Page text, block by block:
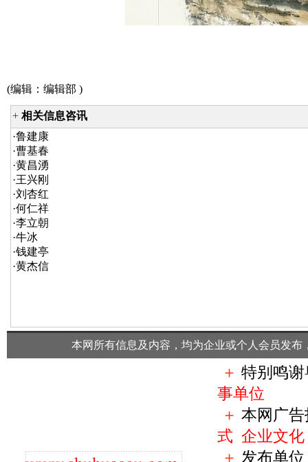
(编辑： 编辑部 )
+ 相关信息咨讯
·鲁建康
·曹基春
·黄昌湧
·王兴刚
·刘杏红
·何仁祥
·李立朝
·牛冰
·钱建亭
·黄杰信
本网所有信息及内容，均为企业或个人会员发
＋ 特别鸣
事单位
＋ 本网广
式 企业文化
＋ 发布单